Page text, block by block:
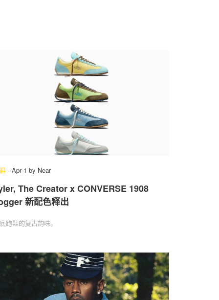
- Apr 1 by Near
The Creator x CONVERSE 1908
新配色释出
跑鞋的复古韵味。